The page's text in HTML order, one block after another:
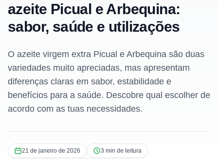
azeite Picual e Arbequina:
sabor, saúde e utilizações
O azeite virgem extra Picual e Arbequina são duas
variedades muito apreciadas, mas apresentam
diferenças claras em sabor, estabilidade e
benefícios para a saúde. Descobre qual escolher de
acordo com as tuas necessidades.
21 de janeiro de 2026 3 min de leitura